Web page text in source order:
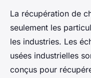
La récupération de
seulement les
les industries. Les
usées industrielles
conçus pour